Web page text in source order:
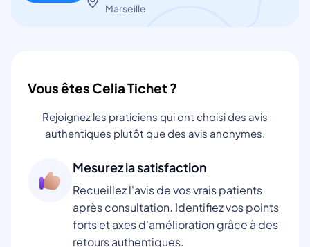
Marseille
Vous êtes Celia Tichet ?
Rejoignez les praticiens qui ont choisi des avis
authentiques plutôt que des avis anonymes.
Mesurez la satisfaction
Recueillez l'avis de vos vrais patients
après consultation. Identifiez vos points
forts et axes d'amélioration grâce à des
retours authentiques.